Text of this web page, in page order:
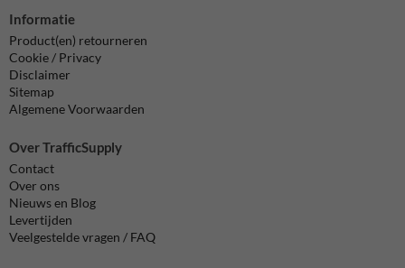
Informatie
Product(en) retourneren
Cookie / Privacy
Disclaimer
Sitemap
Algemene Voorwaarden
Over TrafficSupply
Contact
Over ons
Nieuws en Blog
Levertijden
Veelgestelde vragen / FAQ